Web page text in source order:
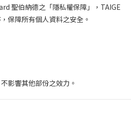
聖伯納德之「隱私權保障」， TAIGE
保障所有個人資料之安全。
影響其他部份之效力。